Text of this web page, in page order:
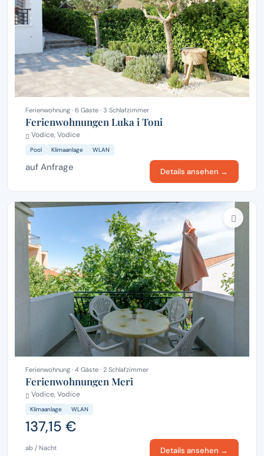
Ferienwohnung · 6 Gäste · 3 Schlafzimmer
Ferienwohnungen Luka i Toni
Vodice, Vodice
Pool Klimaanlage WLAN
auf Anfrage Details ansehen →
Ferienwohnung · 4 Gäste · 2 Schlafzimmer
Ferienwohnungen Meri
Vodice, Vodice
Klimaanlage WLAN
137,15 €
ab / Nacht Details ansehen →